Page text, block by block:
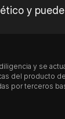
y
y se
del producto
por terceros